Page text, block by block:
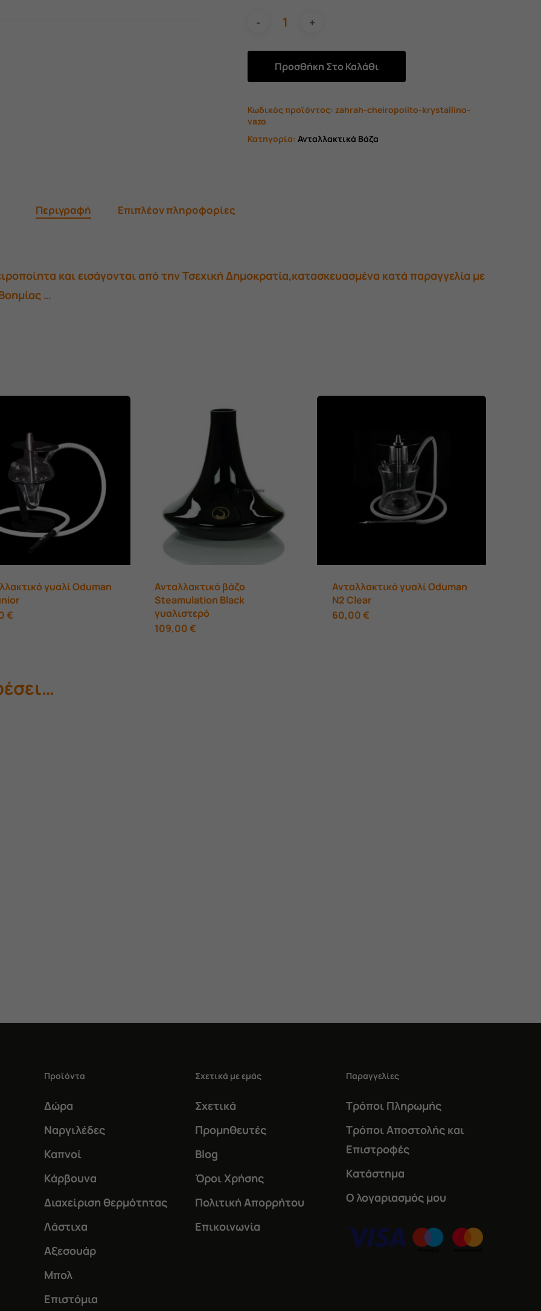
Προσθήκη Στο Καλάθι
Κωδικός προϊόντος:zahrah-cheiropoiito-krystallino-
vazo
Κατηγορία:Ανταλλακτικά Βάζα
Περιγραφή Επιπλέον πληροφορίες
και εισάγονται από την Τσεχική Δημοκρατία,κατασκευασμένα κατά παραγγελία με
…
γυαλί Oduman
€
Ανταλλακτικό βάζο
Steamulation Black
γυαλιστερό
109,00€
Ανταλλακτικό γυαλί Oduman
N2 Clear
60,00€
Προϊόντα
Δώρα
Ναργιλέδες
Καπνοί
Κάρβουνα
Διαχείριση θερμότητας
Λάστιχα
Αξεσουάρ
Μπολ
Επιστόμια
Σχετικά με εμάς
Σχετικά
Προμηθευτές
Blog
Όροι Χρήσης
Πολιτική Απορρήτου
Επικοινωνία
Παραγγελίες
Τρόποι Πληρωμής
Τρόποι Αποστολής και
Επιστροφές
Κατάστημα
Ο λογαριασμός μου